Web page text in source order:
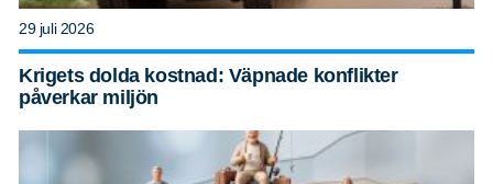
29 juli 2026
Krigets dolda kostnad: Väpnade konflikter
påverkar miljön